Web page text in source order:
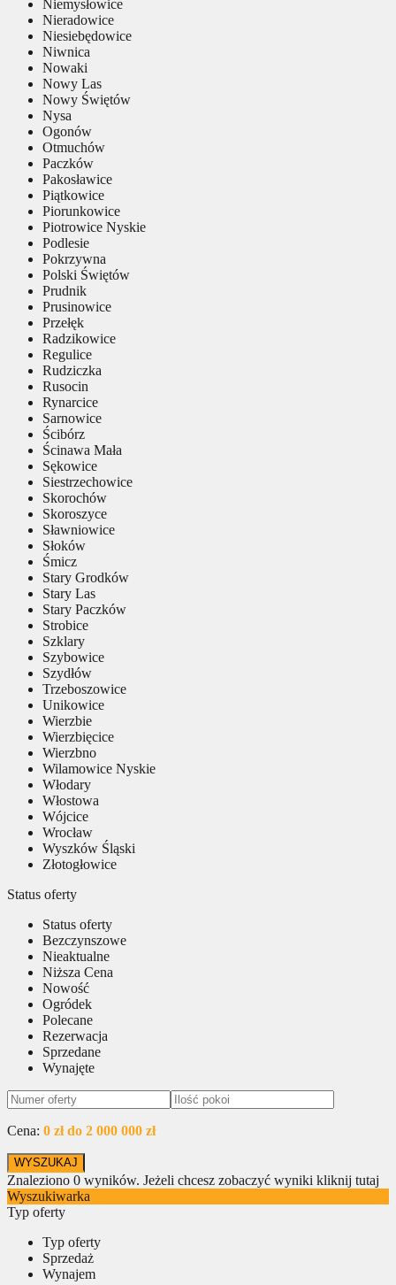
Niemysłowice
Nieradowice
Niesiebędowice
Niwnica
Nowaki
Nowy Las
Nowy Świętów
Nysa
Ogonów
Otmuchów
Paczków
Pakosławice
Piątkowice
Piorunkowice
Piotrowice Nyskie
Podlesie
Pokrzywna
Polski Świętów
Prudnik
Prusinowice
Przełęk
Radzikowice
Regulice
Rudziczka
Rusocin
Rynarcice
Sarnowice
Ścibórz
Ścinawa Mała
Sękowice
Siestrzechowice
Skorochów
Skoroszyce
Sławniowice
Słoków
Śmicz
Stary Grodków
Stary Las
Stary Paczków
Strobice
Szklary
Szybowice
Szydłów
Trzeboszowice
Unikowice
Wierzbie
Wierzbięcice
Wierzbno
Wilamowice Nyskie
Włodary
Włostowa
Wójcice
Wrocław
Wyszków Śląski
Złotogłowice
Status oferty
Status oferty
Bezczynszowe
Nieaktualne
Niższa Cena
Nowość
Ogródek
Polecane
Rezerwacja
Sprzedane
Wynajęte
Cena: 0 zł do 2 000 000 zł
Znaleziono 0 wyników. Jeżeli chcesz zobaczyć wyniki kliknij tutaj
Wyszukiwarka
Typ oferty
Typ oferty
Sprzedaż
Wynajem